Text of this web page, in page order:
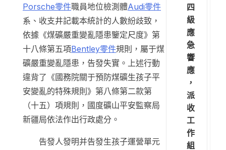
Porsche零件職員地位檢測體Audi零件
系、收支井記載本統計的人數紛歧致，
依據《煤礦嚴重變亂隱患鑒定尺度》第
十八條第五項Bentley零件規則，屬于煤
礦嚴重變亂隱患，告發失實。上述行動
違背了《國務院關于預防煤礦生孩子平
安變亂的特殊規則》第八條第二款第
（十五）項規則，國度礦山平安監察局
新疆局依法作出行政處分。
告發人發明并告發生孩子運營單元
四
級
應
急
響
應
，
派
收
工
作
組